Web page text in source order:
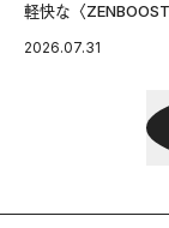
軽快な〈
出した新機軸。
2026.07.31